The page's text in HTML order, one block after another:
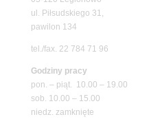
ul. Piłsudskiego 31,
pawilon 134
tel./fax. 22 784 71 96
Godziny pracy
pon. – piąt. 10.00 – 19.00
sob. 10.00 – 15.00
niedz. zamknięte